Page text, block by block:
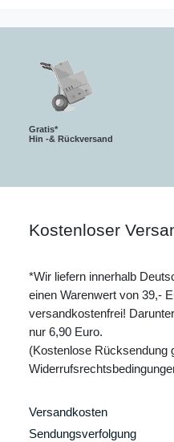
Gratis*
Hin -& Rückversand
Kostenloser
*Wir liefern innerhalb
einen Warenwert von 39,-
versandkostenfrei!
nur 6,90 Euro.
(Kostenlose Rücksendung
Versandkosten
Sendungsverfolgung